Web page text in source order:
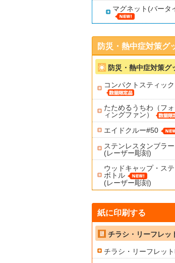
マグネット(バータ
防災・熱中症対策グ
防災・熱中症対策グ
コンパクトスティッ
たためるうちわ（フ
ィングファン）
エイドクルー#50
ステンレスタンブラー
(レーザー彫刻)
ウッドキャップ・ス
ボトル
(レーザー彫刻)
紙に印刷する
チラシ・リーフレッ
チラシ・リーフレット